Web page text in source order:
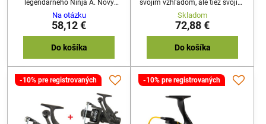
legendárneho Ninja A. Nový
Ninja LT presvedčí opticky aj
technicky. Ultra hladký a
rovnomerný chod je skutočným
vrcholom. Vďaka integrácii
konceptu LT sa inžinierom DAIWA
navijaka.
Na otázku
58,12 €
Do košíka
svojim vzhľadom, ale tiež svojimi
vlastnosťami. Predovšetkým
musíme vyzdvihnúť hladký a
presný chod navijaku! DAIWA
inžinierom sa podarilo veľmi
výrazne znížiť hmotnosť navijáku,
konceptu. Inovované prevody
Tough Digigear, ktoré boli skôr
exkluzívne používané len u
dopĺňajú navijak...
Skladom
72,88 €
Do košíka
-10% pre registrovaných -10% pre registrovaných